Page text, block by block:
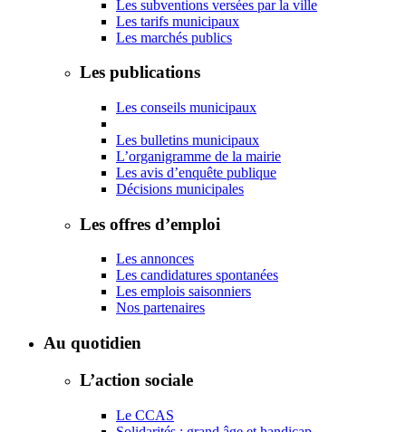
Les subventions versées par la ville
Les tarifs municipaux
Les marchés publics
Les publications
Les conseils municipaux
Les bulletins municipaux
L’organigramme de la mairie
Les avis d’enquête publique
Décisions municipales
Les offres d’emploi
Les annonces
Les candidatures spontanées
Les emplois saisonniers
Nos partenaires
Au quotidien
L’action sociale
Le CCAS